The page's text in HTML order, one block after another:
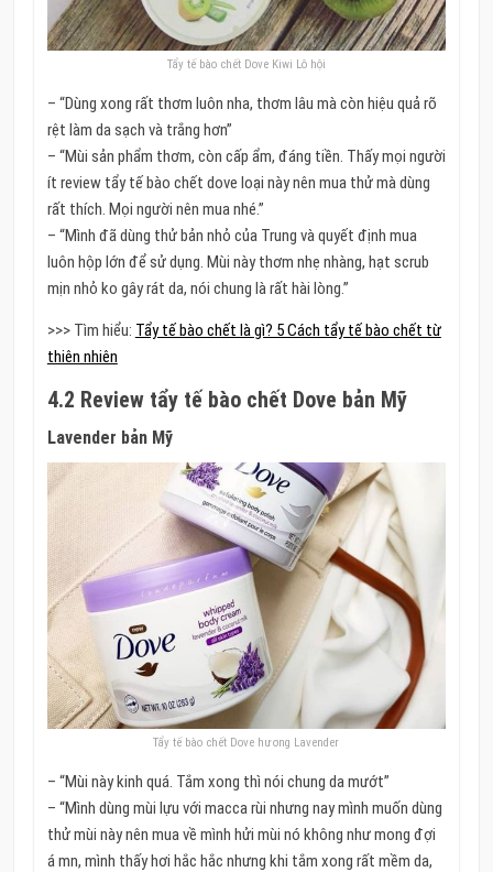
Tẩy tế bào chết Dove Kiwi Lô hội
– “Dùng xong rất thơm luôn nha, thơm lâu mà còn hiệu quả rõ
rệt làm da sạch và trắng hơn”
– “Mùi sản phẩm thơm, còn cấp ẩm, đáng tiền. Thấy mọi người
ít review tẩy tế bào chết dove loại này nên mua thử mà dùng
rất thích. Mọi người nên mua nhé.”
– “Mình đã dùng thử bản nhỏ của Trung và quyết định mua
luôn hộp lớn để sử dụng. Mùi này thơm nhẹ nhàng, hạt scrub
mịn nhỏ ko gây rát da, nói chung là rất hài lòng.”
>>> Tìm hiểu: Tẩy tế bào chết là gì? 5 Cách tẩy tế bào chết từ
thiên nhiên
4.2 Review tẩy tế bào chết Dove bản Mỹ
Lavender bản Mỹ
Tẩy tế bào chết Dove hương Lavender
– “Mùi này kinh quá. Tắm xong thì nói chung da mướt”
– “Mình dùng mùi lựu với macca rùi nhưng nay mình muốn dùng
thử mùi này nên mua về mình hửi mùi nó không như mong đợi
á mn, mình thấy hơi hắc hắc nhưng khi tắm xong rất mềm da,